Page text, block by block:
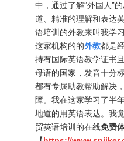
中，通过了解“外国人”
道、精准的理解和表达
语培训的外教来叫我学
这家机构的的外教都是
持有国际英语教学证书
母语的国家，发音十分
都有专属助教帮助解决
障。我在这家学习了半
地道的用英语表达。我
贸英语培训的在线免费